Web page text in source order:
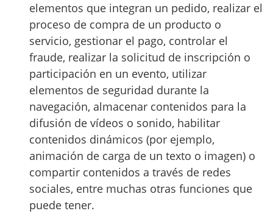
elementos que integran un pedido, realizar el
proceso de compra de un producto o
servicio, gestionar el pago, controlar el
fraude, realizar la solicitud de inscripción o
participación en un evento, utilizar
elementos de seguridad durante la
navegación, almacenar contenidos para la
difusión de vídeos o sonido, habilitar
contenidos dinámicos (por ejemplo,
animación de carga de un texto o imagen) o
compartir contenidos a través de redes
sociales, entre muchas otras funciones que
puede tener.